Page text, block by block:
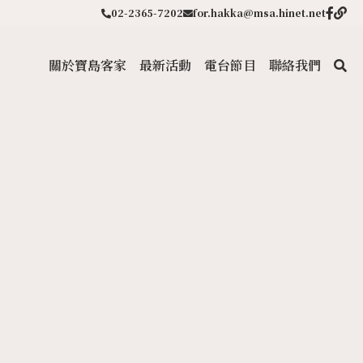
02-2365-7202 for.hakka@msa.hinet.net
關於寶島客家 最新活動 電台節目 聯絡我們